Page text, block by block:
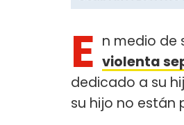
E n medio de
violenta
dedicado a su
su hijo no están